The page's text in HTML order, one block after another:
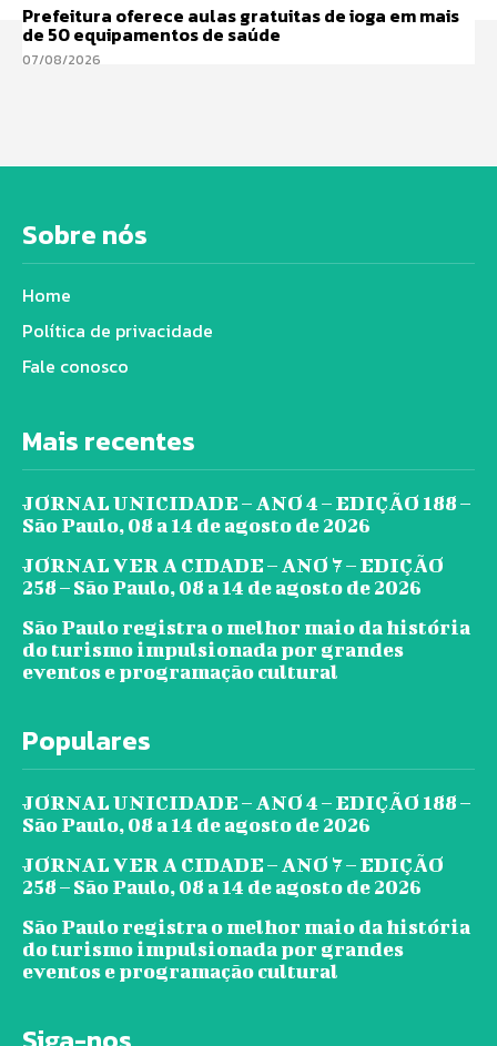
Prefeitura oferece aulas gratuitas de ioga em mais
de 50 equipamentos de saúde
07/08/2026
Sobre nós
Home
Política de privacidade
Fale conosco
Mais recentes
JORNAL UNICIDADE – ANO 4 – EDIÇÃO 188 –
São Paulo, 08 a 14 de agosto de 2026
JORNAL VER A CIDADE – ANO 7 – EDIÇÃO
258 – São Paulo, 08 a 14 de agosto de 2026
São Paulo registra o melhor maio da história
do turismo impulsionada por grandes
eventos e programação cultural
Populares
JORNAL UNICIDADE – ANO 4 – EDIÇÃO 188 –
São Paulo, 08 a 14 de agosto de 2026
JORNAL VER A CIDADE – ANO 7 – EDIÇÃO
258 – São Paulo, 08 a 14 de agosto de 2026
São Paulo registra o melhor maio da história
do turismo impulsionada por grandes
eventos e programação cultural